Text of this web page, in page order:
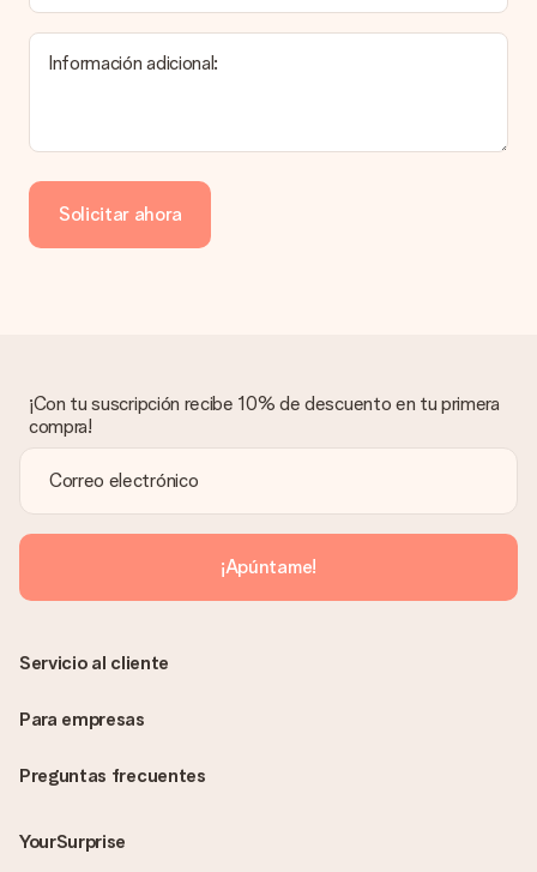
producto del regalo.
¿Cómo puedo pagar mi pedido?
de crédito o transferencia bancaria. En caso de elegir
transferencia bancaria, ten en cuenta 3 días adicionales para la
entrega de tu regalo.
asunto contigo. Ponte en contacto con nuestro equipo de
atención al cliente por teléfono, correo electrónico o chat y
buscaremos una solución adecuada para ti.
¿Se envía la factura junto con el pedido?
La factura y cualquier otra información relativa a tu regalo se
enviará únicamente por correo electrónico. El regalo se enviará
sin ninguna información adicional Así, evitaremos que la
persona que recibe el regalo la vea. ¡No le enviaremos nada
más que su increíble regalo! ¿Quieres que sepa quién se lo
Información adicional:
Solicitar ahora
¡Con tu suscripción recibe 10% de descuento en tu primera
compra!
¡Apúntame!
Preguntas frecuentes
YourSurprise
Servicio al cliente
Para empresas